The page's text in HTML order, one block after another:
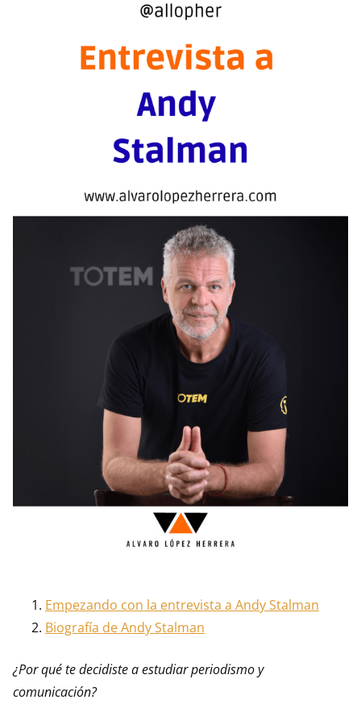
Empezando con la entrevista a Andy Stalman
Biografía de Andy Stalman
¿Por qué te decidiste a estudiar periodismo y
comunicación?